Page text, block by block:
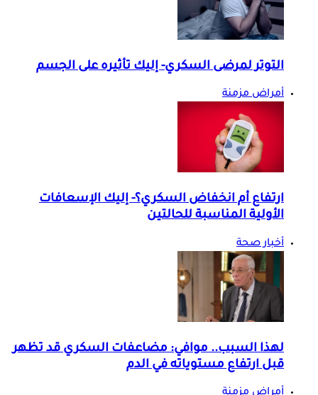
التوتر لمرضى السكري- إليك تأثيره على الجسم
أمراض مزمنة
ارتفاع أم انخفاض السكري؟- إليك الإسعافات
الأولية المناسبة للحالتين
أخبار صحة
لهذا السبب.. موافي: مضاعفات السكري قد تظهر
قبل ارتفاع مستوياته في الدم